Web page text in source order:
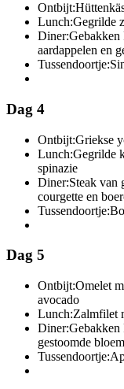
Ontbijt:
Lunch:Gegrilde
Diner:Gebakken
aardappelen en
Tussendoortje:
Dag 4
Ontbijt:Griekse
Lunch:Gegrilde
spinazie
Diner:Steak van
courgette en
Tussendoortje:
Dag 5
Ontbijt:Omelet
avocado
Lunch:Zalmfilet
Diner:Gebakken
gestoomde
Tussendoortje: